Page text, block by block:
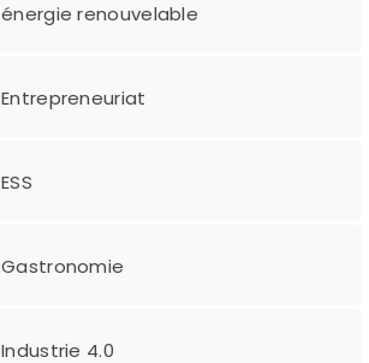
énergie renouvelable
Entrepreneuriat
ESS
Gastronomie
Industrie 4.0